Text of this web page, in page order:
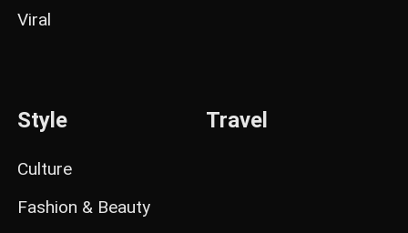
Viral
Style
Culture
Fashion & Beauty
Travel